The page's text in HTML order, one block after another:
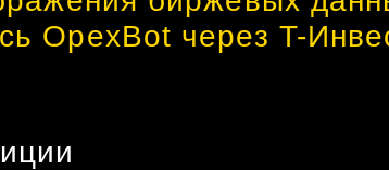
OpexBot через T-